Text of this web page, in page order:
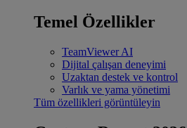
Temel Özellikler
TeamViewer AI
Dijital çalışan deneyimi
Uzaktan destek ve kontrol
Varlık ve yama yönetimi
Tüm özellikleri görüntüleyin